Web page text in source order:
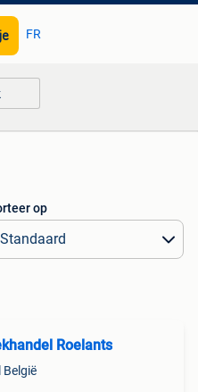
FR
op
Roelants
België